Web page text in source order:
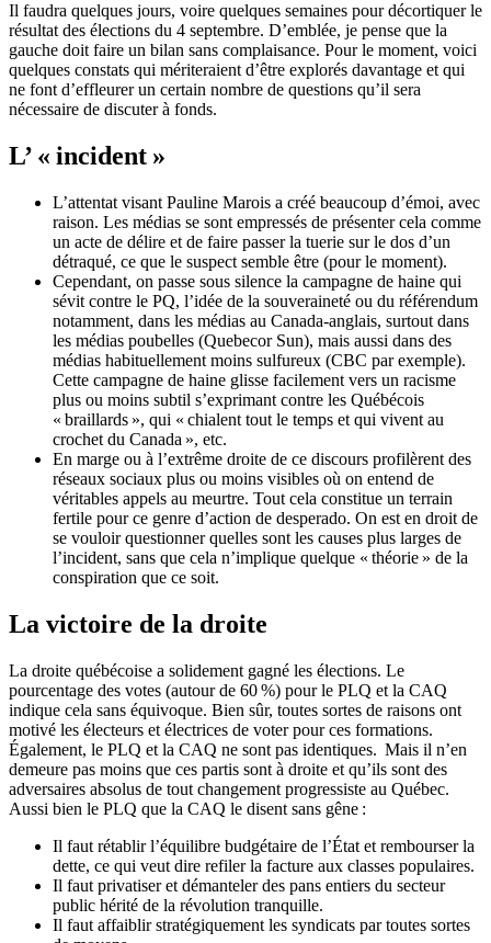
Il faudra quelques jours, voire quelques semaines pour décortiquer le
résultat des élections du 4 septembre. D’emblée, je pense que la
gauche doit faire un bilan sans complaisance. Pour le moment, voici
quelques constats qui mériteraient d’être explorés davantage et qui
ne font d’effleurer un certain nombre de questions qu’il sera
nécessaire de discuter à fonds.
L’ « incident »
L’attentat visant Pauline Marois a créé beaucoup d’émoi, avec
raison. Les médias se sont empressés de présenter cela comme
un acte de délire et de faire passer la tuerie sur le dos d’un
détraqué, ce que le suspect semble être (pour le moment).
Cependant, on passe sous silence la campagne de haine qui
sévit contre le PQ, l’idée de la souveraineté ou du référendum
notamment, dans les médias au Canada-anglais, surtout dans
les médias poubelles (Quebecor Sun), mais aussi dans des
médias habituellement moins sulfureux (CBC par exemple).
Cette campagne de haine glisse facilement vers un racisme
plus ou moins subtil s’exprimant contre les Québécois
« braillards », qui « chialent tout le temps et qui vivent au
crochet du Canada », etc.
En marge ou à l’extrême droite de ce discours profilèrent des
réseaux sociaux plus ou moins visibles où on entend de
véritables appels au meurtre. Tout cela constitue un terrain
fertile pour ce genre d’action de desperado. On est en droit de
se vouloir questionner quelles sont les causes plus larges de
l’incident, sans que cela n’implique quelque « théorie » de la
conspiration que ce soit.
La victoire de la droite
La droite québécoise a solidement gagné les élections. Le
pourcentage des votes (autour de 60 %) pour le PLQ et la CAQ
indique cela sans équivoque. Bien sûr, toutes sortes de raisons ont
motivé les électeurs et électrices de voter pour ces formations.
Également, le PLQ et la CAQ ne sont pas identiques. Mais il n’en
demeure pas moins que ces partis sont à droite et qu’ils sont des
adversaires absolus de tout changement progressiste au Québec.
Aussi bien le PLQ que la CAQ le disent sans gêne :
Il faut rétablir l’équilibre budgétaire de l’État et rembourser la
dette, ce qui veut dire refiler la facture aux classes populaires.
Il faut privatiser et démanteler des pans entiers du secteur
public hérité de la révolution tranquille.
Il faut affaiblir stratégiquement les syndicats par toutes sortes